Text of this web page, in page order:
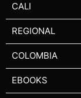
CALI
REGIONAL
COLOMBIA
EBOOKS